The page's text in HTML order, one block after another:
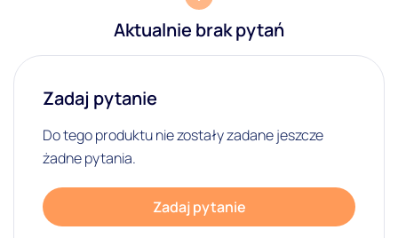
Aktualnie brak pytań
Zadaj pytanie
Do tego produktu nie zostały zadane jeszcze
żadne pytania.
Zadaj pytanie